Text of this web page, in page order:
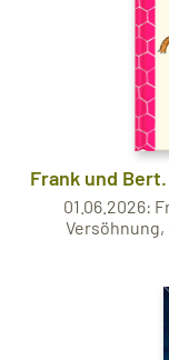
Frank und
01.06.2026: